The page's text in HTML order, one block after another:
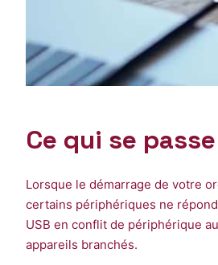
Ce qui se
Lorsque le démarrage de votre
certains périphériques ne
USB en conflit de périphérique
appareils branchés.